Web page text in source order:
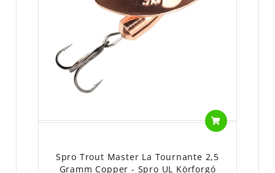
Spro Trout Master La Tournante 2,5
Gramm Copper - Spro UL Körforgó